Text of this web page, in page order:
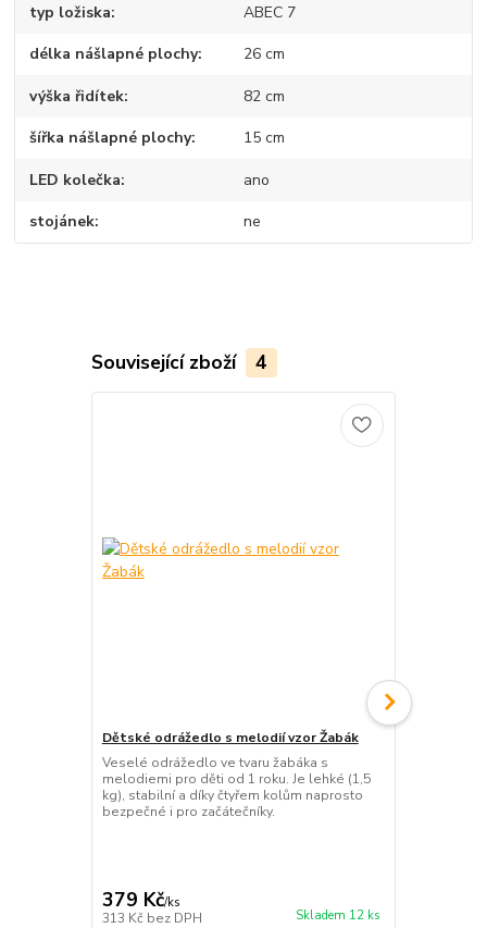
typ ložiska ABEC 7
délka nášlapné plochy 26 cm
výška řidítek 82 cm
šířka nášlapné plochy 15 cm
LED kolečka ano
stojánek ne
Související zboží 4
Dětské odrážedlo s melodií vzor Žabák
Veselé odrážedlo ve tvaru žabáka s
melodiemi pro děti od 1 roku. Je lehké (1,5
kg), stabilní a díky čtyřem kolům naprosto
bezpečné i pro začátečníky.
379 Kč/ks
313 Kč bez DPH Skladem 12 ks